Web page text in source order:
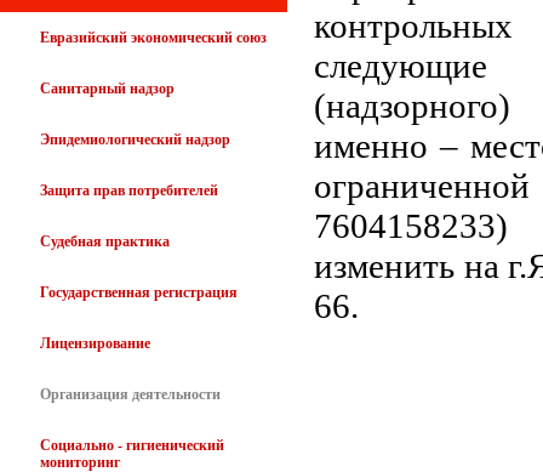
Евразийский экономический союз
Санитарный надзор
Эпидемиологический надзор
Защита прав потребителей
Судебная практика
Государственная регистрация
Лицензирование
Организация деятельности
Социально - гигиенический
мониторинг
следующие
именно –
изменить на
66.